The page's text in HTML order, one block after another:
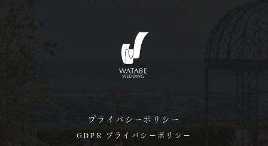
プライバシーポリシー
GDPR プライバシーポリシー